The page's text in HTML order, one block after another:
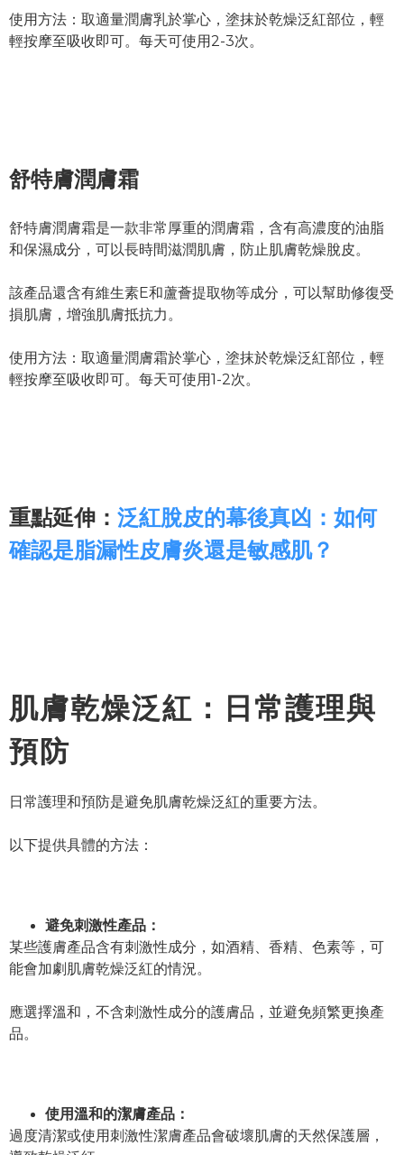
使用方法：取適量潤膚乳於掌心，塗抹於乾燥泛紅部位，輕
輕按摩至吸收即可。每天可使用2-3次。
舒特膚潤膚霜
舒特膚潤膚霜是一款非常厚重的潤膚霜，含有高濃度的油脂
和保濕成分，可以長時間滋潤肌膚，防止肌膚乾燥脫皮。
該產品還含有維生素E和蘆薈提取物等成分，可以幫助修復受
損肌膚，增強肌膚抵抗力。
使用方法：取適量潤膚霜於掌心，塗抹於乾燥泛紅部位，輕
輕按摩至吸收即可。每天可使用1-2次。
重點延伸： 泛紅脫皮的幕後真凶：如何
確認是脂漏性皮膚炎還是敏感肌？
肌膚乾燥泛紅：日常護理與
預防
日常護理和預防是避免肌膚乾燥泛紅的重要方法。
以下提供具體的方法：
避免刺激性產品：
某些護膚產品含有刺激性成分，如酒精、香精、色素等，可
能會加劇肌膚乾燥泛紅的情況。
應選擇溫和，不含刺激性成分的護膚品，並避免頻繁更換產
品。
使用溫和的潔膚產品：
過度清潔或使用刺激性潔膚產品會破壞肌膚的天然保護層，